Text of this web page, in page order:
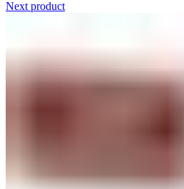
Next product